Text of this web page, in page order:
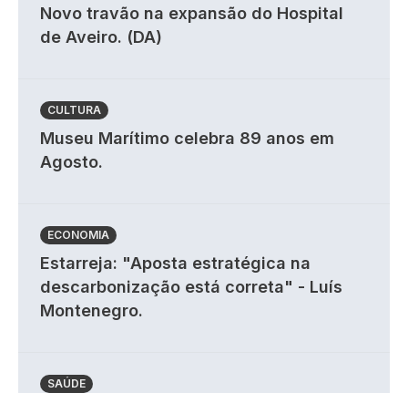
Novo travão na expansão do Hospital
de Aveiro. (DA)
CULTURA
Museu Marítimo celebra 89 anos em
Agosto.
ECONOMIA
Estarreja: "Aposta estratégica na
descarbonização está correta" - Luís
Montenegro.
SAÚDE